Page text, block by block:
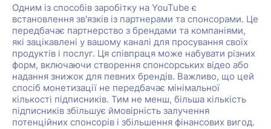
Одним із способів заробітку на YouTube є
встановлення зв'язків із партнерами та спонсорами. Це
передбачає партнерство з брендами та компаніями,
які зацікавлені у вашому каналі для просування своїх
продуктів і послуг. Ця співпраця може набувати різних
форм, включаючи створення спонсорських відео або
надання знижок для певних брендів. Важливо, що цей
спосіб монетизації не передбачає мінімальної
кількості підписників. Тим не менш, більша кількість
підписників збільшує ймовірність залучення
потенційних спонсорів і збільшення фінансових вигод.